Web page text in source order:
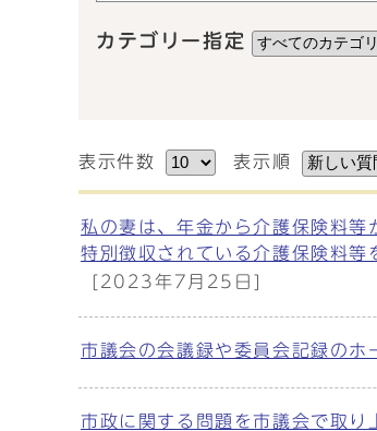
カテゴリー指定
表示件数 表示順
私の妻は、年金から介護保険料
特別徴収されている介護保険料等
[2023年7月25日]
市議会の会議録や委員会記録のホ
市政に関する問題を市議会で取り